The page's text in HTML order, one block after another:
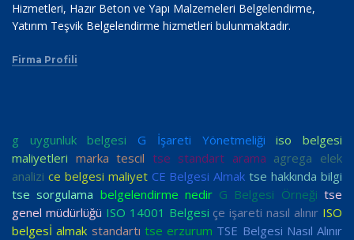
Hizmetleri, Hazır Beton ve Yapı Malzemeleri Belgelendirme,
Yatırım Teşvik Belgelendirme hizmetleri bulunmaktadır.
Firma Profili
g uygunluk belgesi G İşareti Yönetmeliği
iso belgesi
maliyetleri marka tescil tse standart arama agrega elek
analizi ce belgesi maliyet CE Belgesi Almak tse hakkında bilgi
tse sorgulama belgelendirme nedir G Belgesi Örneği tse
genel müdürlüğü ISO 14001 Belgesi çe işareti nasıl alınır ISO
belgesİ almak standartı tse erzurum TSE Belgesi Nasıl Alınır